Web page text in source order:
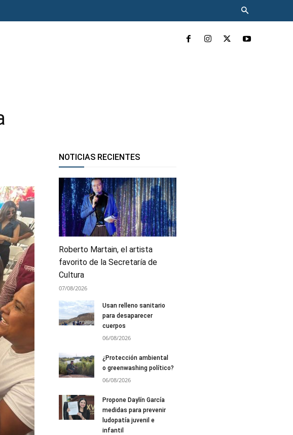
NOTICIAS RECIENTES
Roberto Martain, el artista
favorito de la Secretaría de
Cultura
07/08/2026
Usan relleno sanitario
para desaparecer
cuerpos
06/08/2026
¿Protección ambiental
o greenwashing político?
06/08/2026
Propone Daylín García
medidas para prevenir
ludopatía juvenil e
infantil